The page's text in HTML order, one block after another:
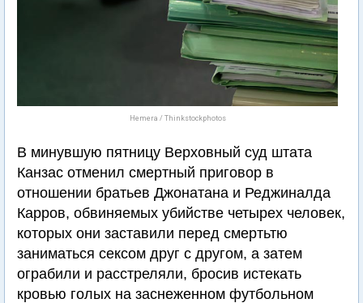
Hemera / Thinkstockphotos
В минувшую пятницу Верховный суд штата
Канзас отменил смертный приговор в
отношении братьев Джонатана и Реджиналда
Карров, обвиняемых убийстве четырех человек,
которых они заставили перед смертьтю
заниматься сексом друг с другом, а затем
ограбили и расстреляли, бросив истекать
кровью голых на заснеженном футбольном